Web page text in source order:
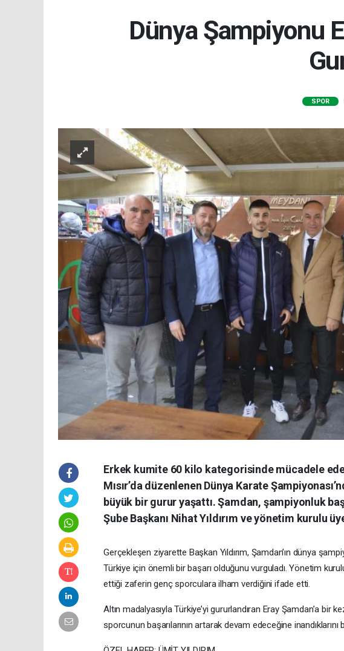
Dünya Şampiyonu
SPOR
Erkek kumite 60 kilo kategorisinde mücadele
Mısır’da düzenlenen Dünya Karate
büyük bir gurur yaşattı. Şamdan, şampiyonluk
Şube Başkanı Nihat Yıldırım ve yönetim kurulu
Gerçekleşen ziyarette Başkan Yıldırım, Şamdan’ın dünya
Türkiye için önemli bir başarı olduğunu vurguladı. Yönetim
ettiği zaferin genç sporculara ilham verdiğini ifade etti.
Altın madalyasıyla Türkiye’yi gururlandıran Eray Şamdan’a bir
sporcunun başarılarının artarak devam edeceğine inandıklarını